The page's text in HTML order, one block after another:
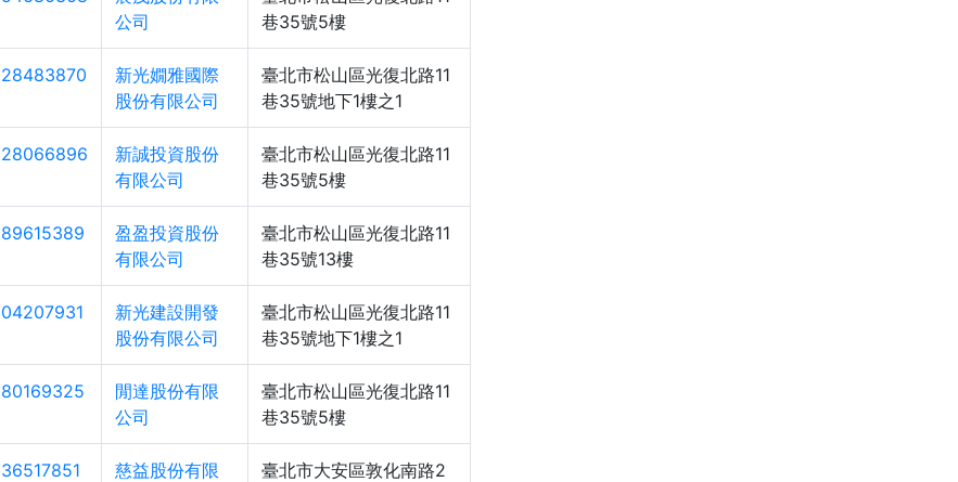
公司
巷35號5樓
28483870
新光嫺雅國際
股份有限公司
臺北市松山區光復北路11
巷35號地下1樓之1
28066896
新誠投資股份
有限公司
臺北市松山區光復北路11
巷35號5樓
89615389
盈盈投資股份
有限公司
臺北市松山區光復北路11
巷35號13樓
04207931
新光建設開發
股份有限公司
臺北市松山區光復北路11
巷35號地下1樓之1
80169325
閒達股份有限
公司
臺北市松山區光復北路11
巷35號5樓
36517851 慈益股份有限 臺北市大安區敦化南路2